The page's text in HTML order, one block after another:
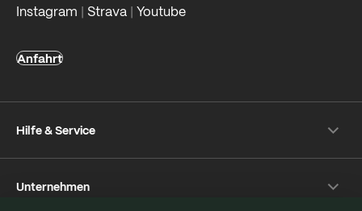
Instagram | Strava | Youtube
Anfahrt
Hilfe & Service
Rückversand
Unternehmen